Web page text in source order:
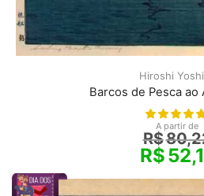
Hiroshi
Barcos de Pesca ao
A partir de
R$
R$